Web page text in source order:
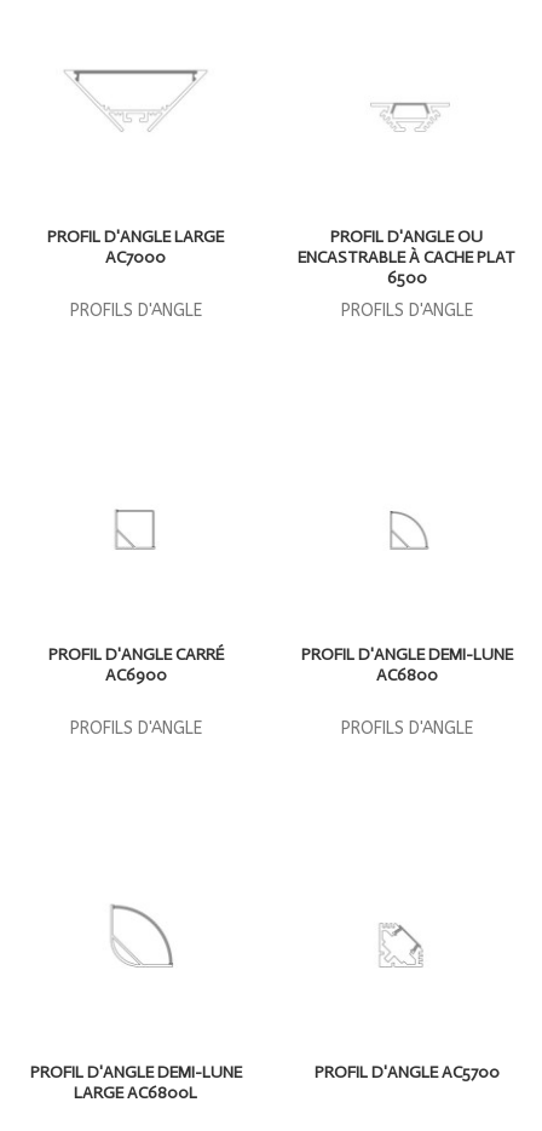
PROFIL D'ANGLE LARGE
AC7000
PROFILS D'ANGLE
PROFIL D'ANGLE OU
ENCASTRABLE À CACHE PLAT
6500
PROFILS D'ANGLE
PROFIL D'ANGLE CARRÉ
AC6900
PROFILS D'ANGLE
PROFIL D'ANGLE DEMI-LUNE
AC6800
PROFILS D'ANGLE
PROFIL D'ANGLE DEMI-LUNE
LARGE AC6800L
PROFIL D'ANGLE AC5700